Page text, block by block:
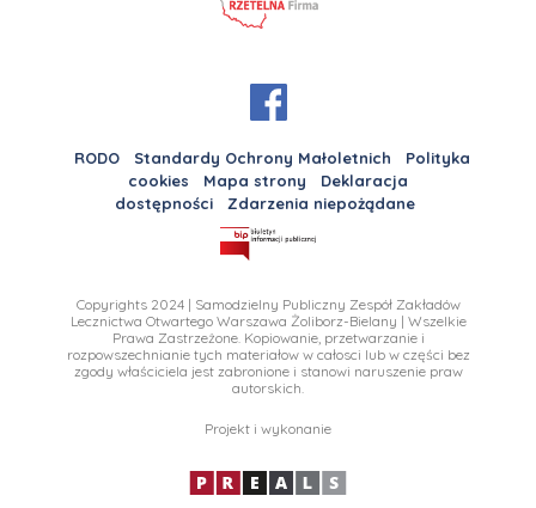
RODO Standardy Ochrony Małoletnich
Polityka
cookies
Mapa strony
Deklaracja
dostępności
Zdarzenia niepożądane
Copyrights 2024 | Samodzielny Publiczny Zespół Zakładów
Lecznictwa Otwartego Warszawa Żoliborz-Bielany | Wszelkie
Prawa Zastrzeżone. Kopiowanie, przetwarzanie i
rozpowszechnianie tych materiałow w całosci lub w części bez
zgody właściciela jest zabronione i stanowi naruszenie praw
autorskich.
Projekt i wykonanie